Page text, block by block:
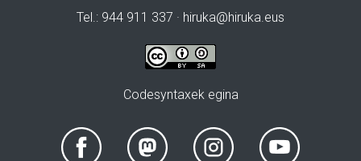
Tel.: 944 911 337 · hiruka@hiruka.eus
Codesyntaxek egina